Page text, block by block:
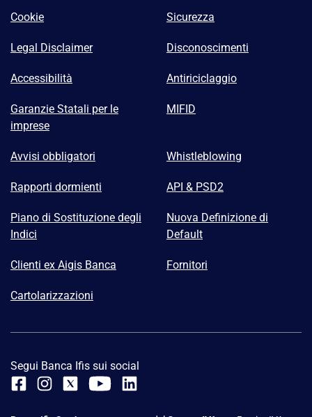
Cookie Sicurezza
Legal Disclaimer Disconoscimenti
Accessibilità Antiriciclaggio
Garanzie Statali per le
imprese
MIFID
Avvisi obbligatori Whistleblowing
Rapporti dormienti API & PSD2
Piano di Sostituzione degli
Indici
Nuova Definizione di
Default
Clienti ex Aigis Banca Fornitori
Cartolarizzazioni
Segui Banca Ifis sui social